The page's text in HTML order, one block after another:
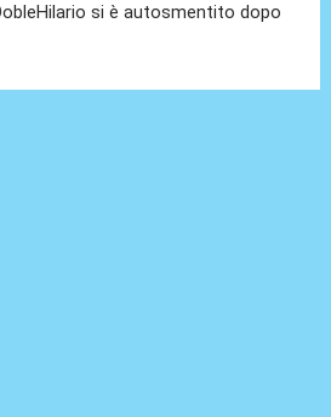
si è autosmentito dopo